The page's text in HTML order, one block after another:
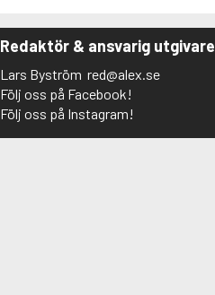
Redaktör & ansvarig utgivare
Lars Byström red@alex.se
Följ oss på Facebook!
Följ oss på Instagram!